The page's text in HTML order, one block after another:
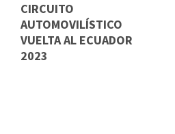
CIRCUITO
AUTOMOVILÍSTICO
VUELTA AL ECUADOR
2023